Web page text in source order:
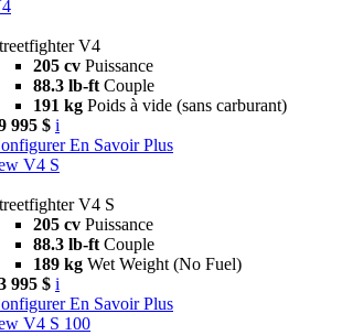
V4
205 cv Puissance
88.3 lb-ft Couple
191 kg Poids à vide (sans carburant)
995 $ i
En Savoir Plus
V4 S
V4 S
205 cv Puissance
88.3 lb-ft Couple
189 kg Wet Weight (No Fuel)
995 $ i
En Savoir Plus
V4 S 100